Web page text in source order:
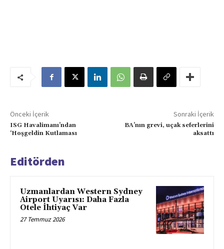
Önceki İçerik
ISG Havalimanı’ndan
‘Hoşgeldin Kutlaması
Sonraki İçerik
BA’nın grevi, uçak seferlerini
aksattı
Editörden
Uzmanlardan Western Sydney
Airport Uyarısı: Daha Fazla
Otele İhtiyaç Var
27 Temmuz 2026